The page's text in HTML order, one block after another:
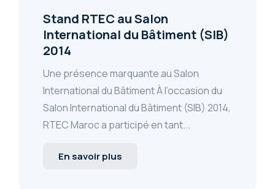
Stand RTEC au Salon
International du Bâtiment (SIB)
2014
Une présence marquante au Salon
International du Bâtiment À l’occasion du
Salon International du Bâtiment (SIB) 2014,
RTEC Maroc a participé en tant...
En savoir plus